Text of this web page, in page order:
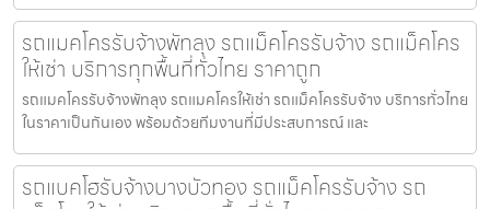
รถแมคโครรับจ้างพัทลุง รถแม็คโครรับจ้าง รถแม็คโคร
ให้เช่า บริการทุกพื้นที่ทั่วไทย ราคาถูก
รถแมคโครรับจ้างพัทลุง รถแมคโครให้เช่า รถแม็คโครรับจ้าง บริการทั่วไทย
ในราคาเป็นกันเอง พร้อมด้วยทีมงานที่มีประสบการณ์ และ
รถแบคโฮรับจ้างบางบัวทอง รถแม็คโครรับจ้าง รถ